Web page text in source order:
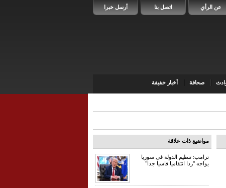
أرسل خبرا اتصل بنا عن الرأي
صحافة أخبار خفيفة
مواضيع ذات علاقة
ترامب: تنظيم الدولة في سوريا
يواجه "ردا انتقاميا قاسيا جدا"